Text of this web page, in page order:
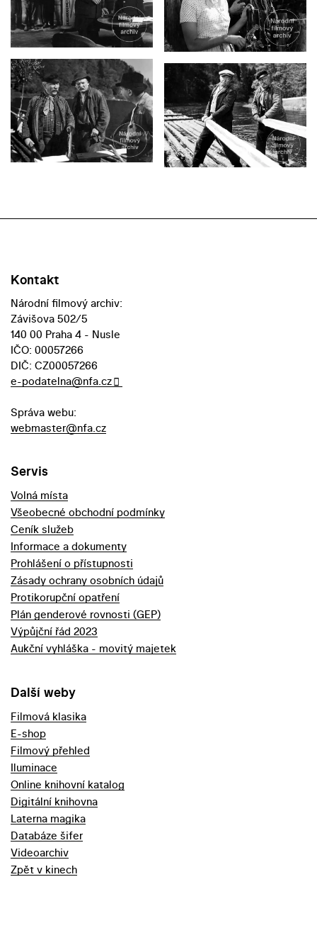
Kontakt
Národní filmový archiv:
Závišova 502/5
140 00 Praha 4 - Nusle
IČO: 00057266
DIČ: CZ00057266
e-podatelna@nfa.cz
Správa webu:
webmaster@nfa.cz
Servis
Volná místa
Všeobecné obchodní podmínky
Ceník služeb
Informace a dokumenty
Prohlášení o přístupnosti
Zásady ochrany osobních údajů
Protikorupční opatření
Plán genderové rovnosti (GEP)
Výpůjční řád 2023
Aukční vyhláška - movitý majetek
Další weby
Filmová klasika
E-shop
Filmový přehled
Iluminace
Online knihovní katalog
Digitální knihovna
Laterna magika
Databáze šifer
Videoarchiv
Zpět v kinech